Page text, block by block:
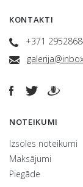
KONTAKTI
+371
NOTEIKUMI
Izsoles noteikumi
Maksājumi
Piegāde